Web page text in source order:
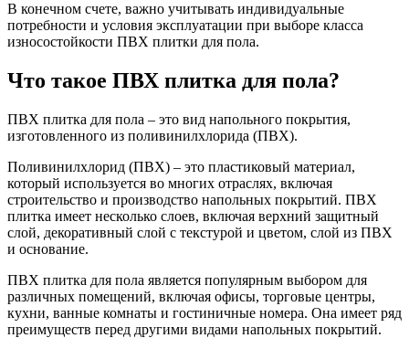
В конечном счете, важно учитывать индивидуальные
потребности и условия эксплуатации при выборе класса
износостойкости ПВХ плитки для пола.
Что такое ПВХ плитка для пола?
ПВХ плитка для пола – это вид напольного покрытия,
изготовленного из поливинилхлорида (ПВХ).
Поливинилхлорид (ПВХ) – это пластиковый материал,
который используется во многих отраслях, включая
строительство и производство напольных покрытий. ПВХ
плитка имеет несколько слоев, включая верхний защитный
слой, декоративный слой с текстурой и цветом, слой из ПВХ
и основание.
ПВХ плитка для пола является популярным выбором для
различных помещений, включая офисы, торговые центры,
кухни, ванные комнаты и гостиничные номера. Она имеет ряд
преимуществ перед другими видами напольных покрытий.